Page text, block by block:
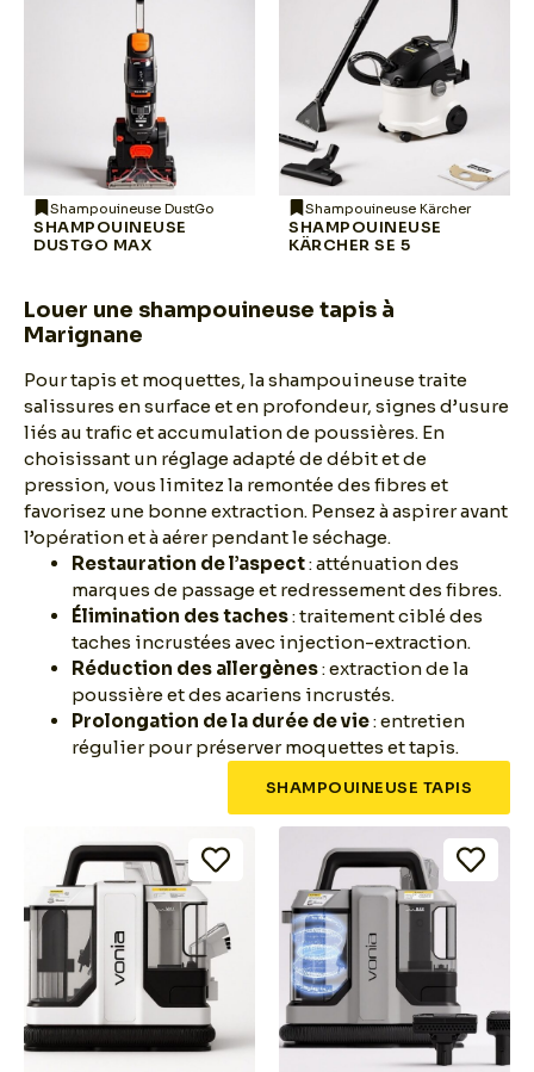
Shampouineuse DustGo
SHAMPOUINEUSE
DUSTGO MAX
Shampouineuse Kärcher
SHAMPOUINEUSE
KÄRCHER SE 5
Louer une shampouineuse tapis à
Marignane
Pour tapis et moquettes, la shampouineuse traite
salissures en surface et en profondeur, signes d’usure
liés au trafic et accumulation de poussières. En
choisissant un réglage adapté de débit et de
pression, vous limitez la remontée des fibres et
favorisez une bonne extraction. Pensez à aspirer avant
l’opération et à aérer pendant le séchage.
Restauration de l’aspect: atténuation des
marques de passage et redressement des fibres.
Élimination des taches: traitement ciblé des
taches incrustées avec injection-extraction.
Réduction des allergènes: extraction de la
poussière et des acariens incrustés.
Prolongation de la durée de vie: entretien
régulier pour préserver moquettes et tapis.
SHAMPOUINEUSE TAPIS